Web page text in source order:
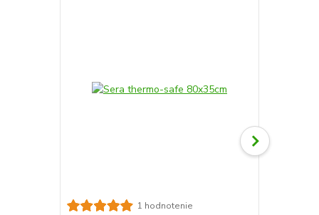
1 hodnotenie